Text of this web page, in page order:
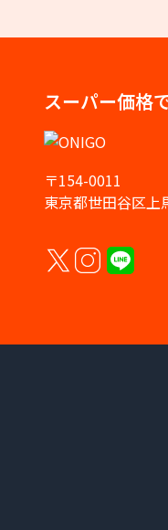
スーパー価格
〒154-0011
東京都世田谷区上